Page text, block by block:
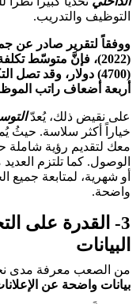
التوظيف والتدريب.
(2022)، فإنَّ متوسّط
(4700) دولار، وقد
أربعة أضعاف راتب
على نقيض ذلك، يُعدّ
خياراً أكثر سلاسة. حيثُ
معك لتقديم رؤية شاملة
الوصول. كما تلتزم
أو شهرية، لمتابعة جميع
واضحة.
3- القدرة على
البيانات
من الصعب معرفة مدى
بيانات واضحة عن